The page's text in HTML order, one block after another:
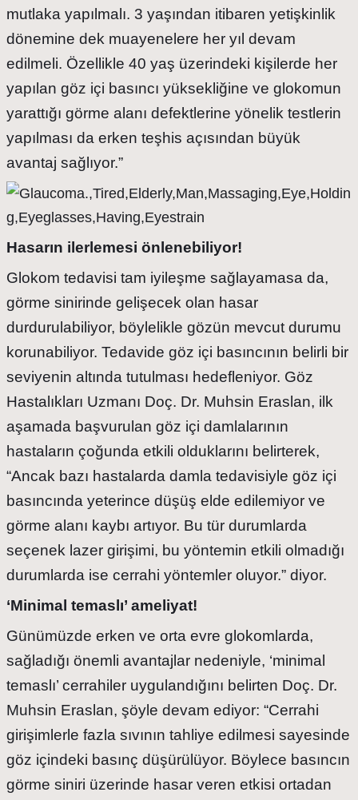
mutlaka yapılmalı. 3 yaşından itibaren yetişkinlik
dönemine dek muayenelere her yıl devam
edilmeli. Özellikle 40 yaş üzerindeki kişilerde her
yapılan göz içi basıncı yüksekliğine ve glokomun
yarattığı görme alanı defektlerine yönelik testlerin
yapılması da erken teşhis açısından büyük
avantaj sağlıyor.”
Hasarın ilerlemesi önlenebiliyor!
Glokom tedavisi tam iyileşme sağlayamasa da,
görme sinirinde gelişecek olan hasar
durdurulabiliyor, böylelikle gözün mevcut durumu
korunabiliyor. Tedavide göz içi basıncının belirli bir
seviyenin altında tutulması hedefleniyor. Göz
Hastalıkları Uzmanı Doç. Dr. Muhsin Eraslan, ilk
aşamada başvurulan göz içi damlalarının
hastaların çoğunda etkili olduklarını belirterek,
“Ancak bazı hastalarda damla tedavisiyle göz içi
basıncında yeterince düşüş elde edilemiyor ve
görme alanı kaybı artıyor. Bu tür durumlarda
seçenek lazer girişimi, bu yöntemin etkili olmadığı
durumlarda ise cerrahi yöntemler oluyor.” diyor.
‘Minimal temaslı’ ameliyat!
Günümüzde erken ve orta evre glokomlarda,
sağladığı önemli avantajlar nedeniyle, ‘minimal
temaslı’ cerrahiler uygulandığını belirten Doç. Dr.
Muhsin Eraslan, şöyle devam ediyor: “Cerrahi
girişimlerle fazla sıvının tahliye edilmesi sayesinde
göz içindeki basınç düşürülüyor. Böylece basıncın
görme siniri üzerinde hasar veren etkisi ortadan